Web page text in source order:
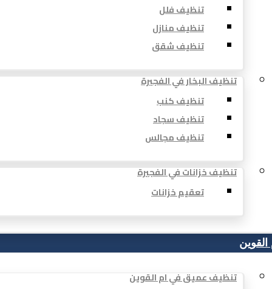
تنظيف فلل
تنظيف منازل
تنظيف شقق
تنظيف البخار في الفجيرة
تنظيف كنب
تنظيف سجاد
تنظيف مجالس
تنظيف خزانات في الفجيرة
تعقيم خزانات
القوين
تنظيف عميق في ام القوين